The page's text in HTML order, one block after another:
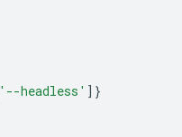
'--headless' ]}